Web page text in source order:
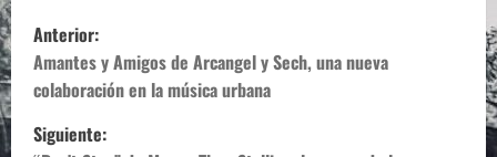
N
a
v
Anterior:
Amantes y Amigos de Arcangel y Sech, una nueva
colaboración en la música urbana
Siguiente: